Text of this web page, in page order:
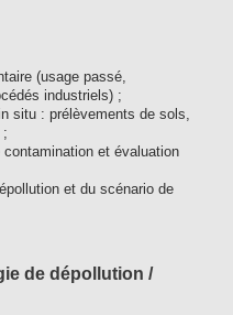
(usage passé,
industriels) ;
situ : prélèvements de sols,
;
et évaluation
et du scénario de
de dépollution /